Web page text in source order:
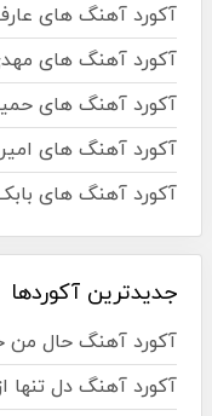
آکورد آهنگ های
آکورد آهنگ های
آکورد آهنگ های
آکورد آهنگ های
آکورد آهنگ های
جدیدترین آکوردها
آکورد آهنگ حال من
آکورد آهنگ دل تنها